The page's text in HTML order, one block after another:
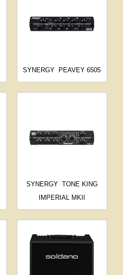
SYNERGY PEAVEY 6505
SYNERGY TONE KING
IMPERIAL MKII